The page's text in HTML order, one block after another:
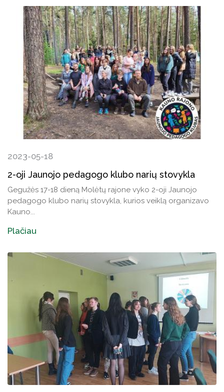
2023-05-18
2-oji Jaunojo pedagogo klubo narių stovykla
Gegužės 17-18 dieną Molėtų rajone vyko 2-oji Jaunojo
pedagogo klubo narių stovykla, kurios veiklą organizavo
Kauno...
Plačiau